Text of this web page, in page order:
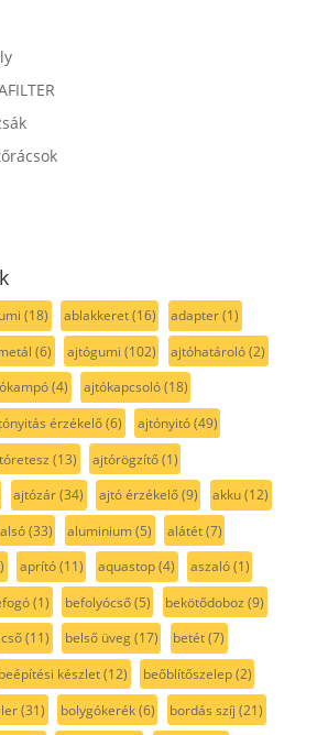
(18) ablakkeret(16) adapter(1)
(6) ajtógumi (102) ajtóhatároló(2)
(4) ajtókapcsoló(18)
érzékelő(6) ajtónyitó(49)
(13) ajtórögzítő(1)
ajtózár(34) ajtó érzékelő(9) akku(12)
alsó(33) aluminium(5) alátét(7)
aprító(11) aquastop(4) aszaló(1)
(1) befolyócső(5) bekötődoboz (9)
(11) belső üveg(17) betét(7)
beépítési készlet(12) beőblítőszelep(2)
(31) bolygókerék(6) bordás szíj (21)